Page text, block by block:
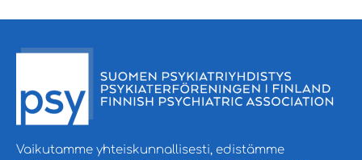
Vaikutamme yhteiskunnallisesti, edistämme